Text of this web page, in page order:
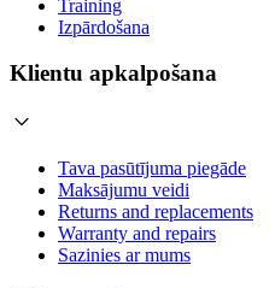
Training
Izpārdošana
Klientu apkalpošana
Tava pasūtījuma piegāde
Maksājumu veidi
Returns and replacements
Warranty and repairs
Sazinies ar mums